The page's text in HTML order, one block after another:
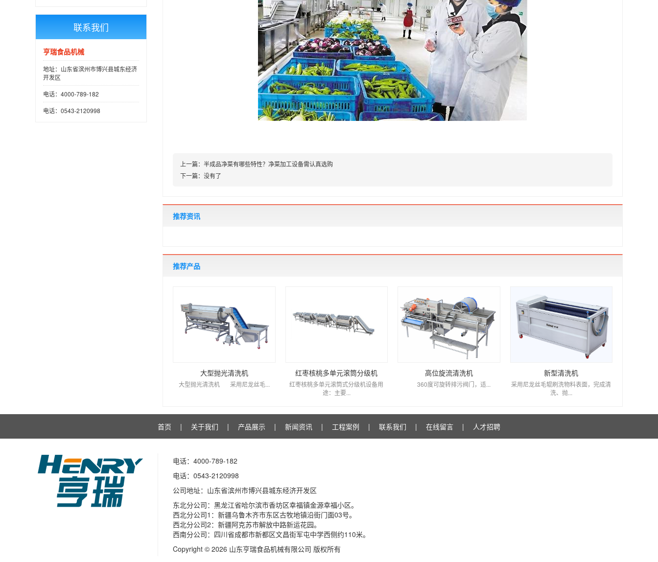
联系我们
亨瑞食品机械
地址：山东省滨州市博兴县城东经济
开发区
电话：4000-789-182
电话：0543-2120998
上一篇： 半成品净菜有哪些特性？净菜加工设备需认真选购
下一篇： 没有了
推荐资讯
推荐产品
大型抛光清洗机
大型抛光清洗机 采用尼龙丝毛...
红枣核桃多单元滚筒分级机
红枣核桃多单元滚筒式分级机设备用
途：主要...
高位旋流清洗机
360度可旋转排污阀门，适...
新型清洗机
采用尼龙丝毛辊刷洗物料表面，完成清
洗、抛...
首页 | 关于我们 | 产品展示 | 新闻资讯 | 工程案例 | 联系我们 | 在线留言 | 人才招聘
电话：4000-789-182
电话：0543-2120998
公司地址：山东省滨州市博兴县城东经济开发区
东北分公司：黑龙江省哈尔滨市香坊区幸福镇金源幸福小区。
西北分公司1：新疆乌鲁木齐市东区古牧地镇沿街门面03号。
西北分公司2：新疆阿克苏市解放中路新运花园。
西南分公司：四川省成都市新都区文昌街军屯中学西侧约110米。
Copyright © 2026 山东亨瑞食品机械有限公司 版权所有